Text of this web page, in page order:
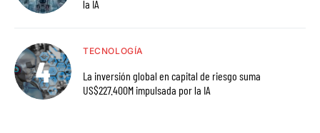
la IA
TECNOLOGÍA
La inversión global en capital de riesgo suma
US$227.400M impulsada por la IA